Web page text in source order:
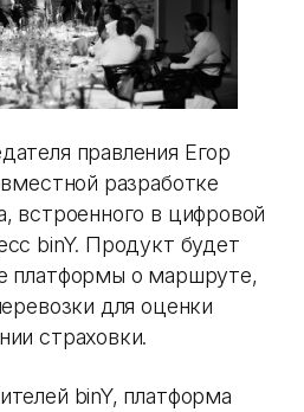
правления Егор
разработке
встроенного в цифровой
binY. Продукт будет
платформы о маршруте,
для оценки
страховки.
binY, платформа